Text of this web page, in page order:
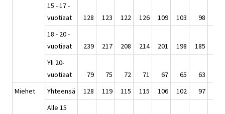
15 - 17 -
vuotiaat
128 123 122 126 109 103 98
18 - 20 -
vuotiaat
239 217 208 214 201 198 185
Yli 20-
vuotiaat
79 75 72 71 67 65 63
Miehet
Yhteensä 128 119 115 115 106 102 97
Alle 15